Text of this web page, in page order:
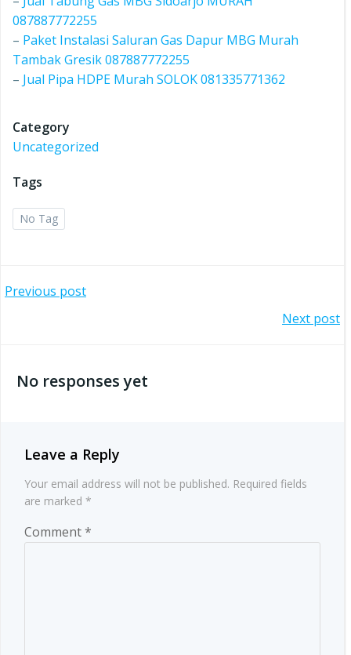
087887772255
– Paket Instalasi Saluran Gas Dapur MBG Murah
Tambak Gresik 087887772255
– Jual Pipa HDPE Murah SOLOK 081335771362
Category
Uncategorized
Tags
No Tag
Post
Previous post
navigation
Next post
No responses yet
Leave a Reply
Your email address will not be published. Required fields
are marked *
Comment*